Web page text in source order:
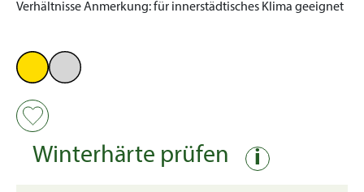
VerhältnisseAnmerkung:für innerstädtisches Klima geeignet
Winterhärte prüfen i